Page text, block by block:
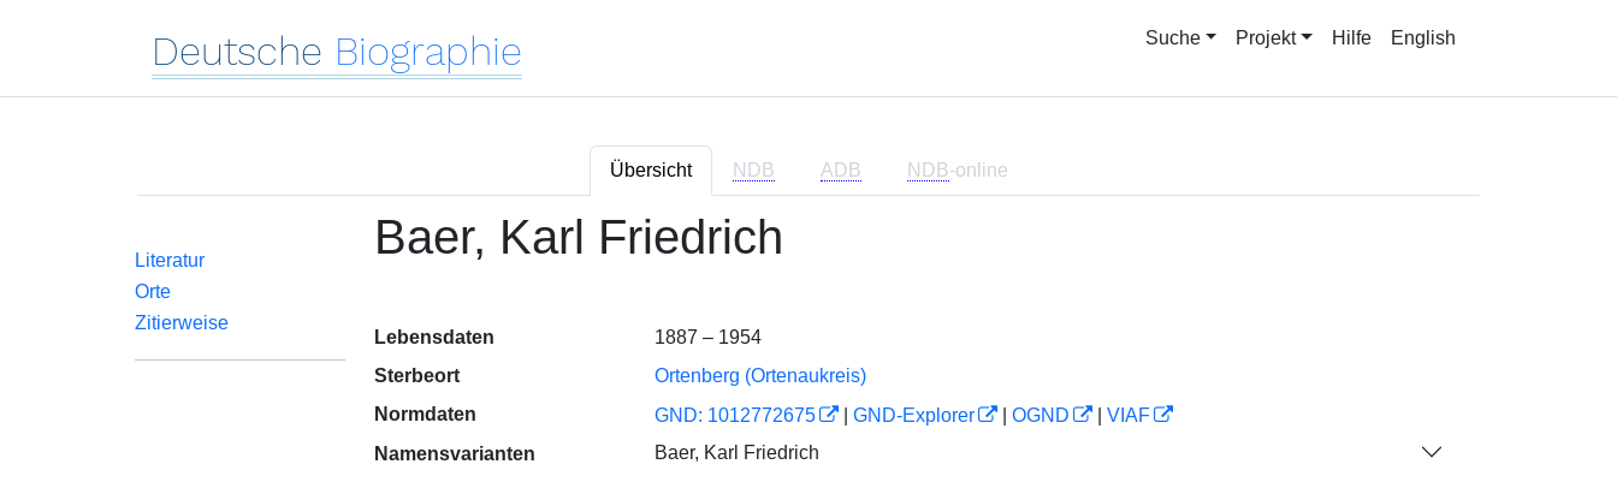
Deutsche Biographie Suche Projekt Hilfe English
Übersicht NDB ADB NDB-online
Literatur
Orte
Zitierweise
Baer, Karl Friedrich
Lebensdaten
1887 – 1954
Sterbeort
Ortenberg (Ortenaukreis)
Normdaten
GND: 1012772675 GND-Explorer OGND
VIAF
Namensvarianten
Baer, Karl Friedrich